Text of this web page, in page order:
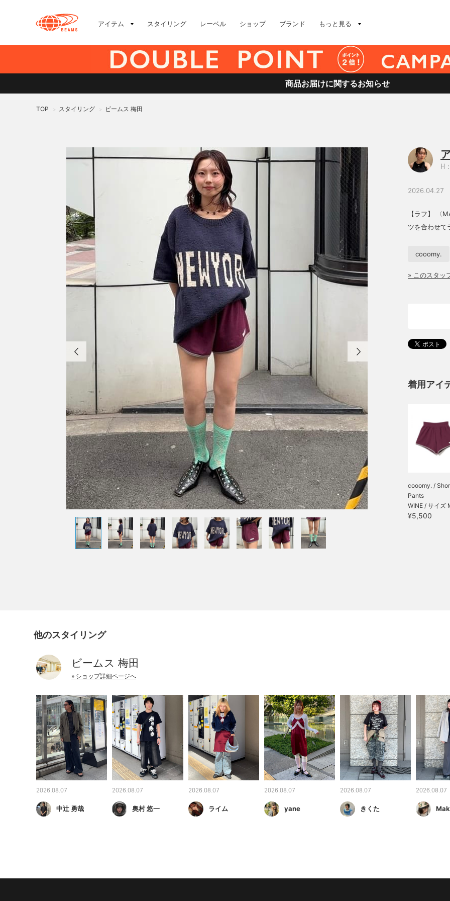
アイテム スタイリング レーベル ショップ ブランド もっと見る
商品お届けに関するお知らせ
TOP > スタイリング > ビームス 梅田
H
2026.04.27
【ラフ】 〈
ツを合わせ
cooomy.
» このスタッ
着用アイ
cooomy. /
Pants
WINE / サイズ
¥5,500
他のスタイリング
ビームス 梅田
» ショップ詳細ページへ
2026.08.07
中辻 勇哉
2026.08.07
奥村 悠一
2026.08.07
ライム
2026.08.07
yane
2026.08.07
きくた
2026.08.07